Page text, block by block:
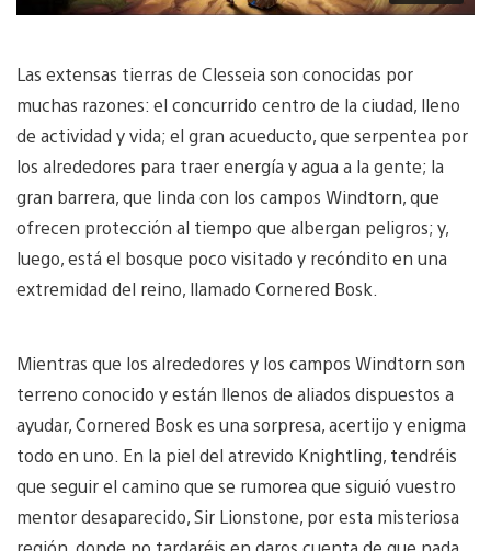
Las extensas tierras de Clesseia son conocidas por
muchas razones: el concurrido centro de la ciudad, lleno
de actividad y vida; el gran acueducto, que serpentea por
los alrededores para traer energía y agua a la gente; la
gran barrera, que linda con los campos Windtorn, que
ofrecen protección al tiempo que albergan peligros; y,
luego, está el bosque poco visitado y recóndito en una
extremidad del reino, llamado Cornered Bosk.
Mientras que los alrededores y los campos Windtorn son
terreno conocido y están llenos de aliados dispuestos a
ayudar, Cornered Bosk es una sorpresa, acertijo y enigma
todo en uno. En la piel del atrevido Knightling, tendréis
que seguir el camino que se rumorea que siguió vuestro
mentor desaparecido, Sir Lionstone, por esta misteriosa